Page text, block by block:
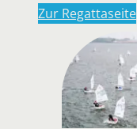
Zur Regattaseite